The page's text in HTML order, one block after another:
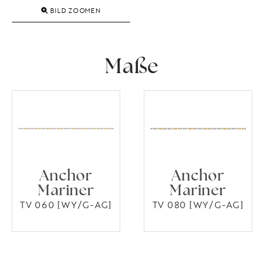
BILD ZOOMEN
Maße
Anchor
Mariner
TV 060 [WY/G-AG]
Anchor
Mariner
TV 080 [WY/G-AG]